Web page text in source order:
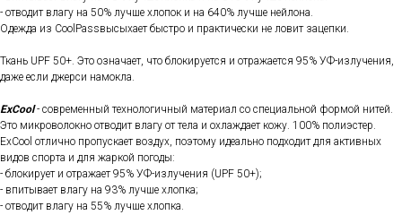
- отводит влагу на 50% лучше хлопок и на 640% лучше нейлона.
Одежда из CoolPassвысыхает быстро и практически не ловит зацепки.
Ткань UPF 50+. Это означает, что блокируется и отражается 95% УФ-излучения,
даже если джерси намокла.
ExCool- современный технологичный материал со специальной формой нитей.
Это микроволокно отводит влагу от тела и охлаждает кожу. 100% полиэстер.
ExCool отлично пропускает воздух, поэтому идеально подходит для активных
видов спорта и для жаркой погоды:
- блокирует и отражает 95% УФ-излучения (UPF 50+);
- впитывает влагу на 93% лучше хлопка;
- отводит влагу на 55% лучше хлопка.